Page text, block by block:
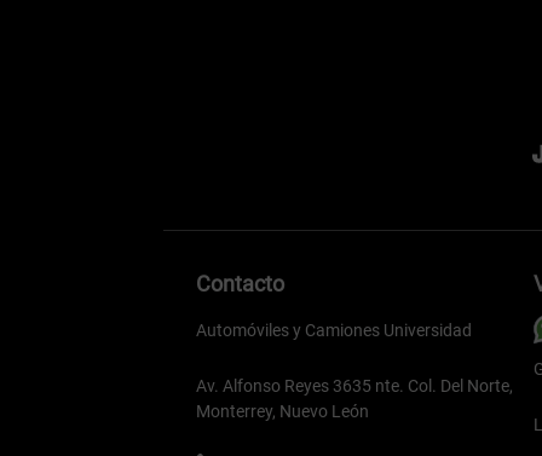
Contacto
Automóviles y Camiones Universidad
Av. Alfonso Reyes 3635 nte. Col. Del Norte,
Monterrey, Nuevo León